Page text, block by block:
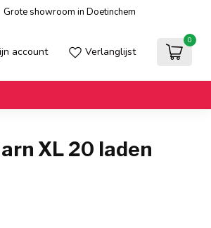
Grote showroom in Doetinchem
account Verlanglijst
0
XL 20 laden